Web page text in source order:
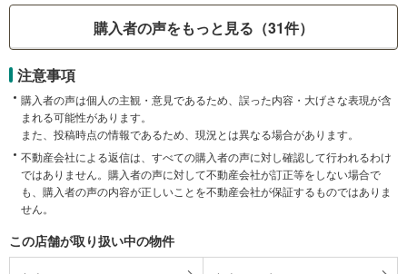
購入者の声をもっと見る（31件）
注意事項
購入者の声は個人の主観・意見であるため、誤った内容・大げさな表現が含
まれる可能性があります。
また、投稿時点の情報であるため、現況とは異なる場合があります。
不動産会社による返信は、すべての購入者の声に対し確認して行われるわけ
ではありません。購入者の声に対して不動産会社が訂正等をしない場合で
も、購入者の声の内容が正しいことを不動産会社が保証するものではありま
せん。
この店舗が取り扱い中の物件